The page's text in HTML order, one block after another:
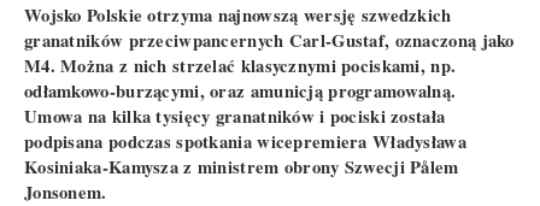
Wojsko Polskie otrzyma najnowszą wersję szwedzkich
granatników przeciwpancernych Carl-Gustaf, oznaczoną jako
M4. Można z nich strzelać klasycznymi pociskami, np.
odłamkowo-burzącymi, oraz amunicją programowalną.
Umowa na kilka tysięcy granatników i pociski została
podpisana podczas spotkania wicepremiera Władysława
Kosiniaka-Kamysza z ministrem obrony Szwecji Pålem
Jonsonem.